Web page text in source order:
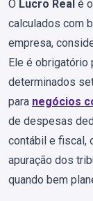
O Lucro Real é
calculados com
empresa,
Ele é obrigatório
determinados
para negócios
de despesas
contábil e fiscal,
apuração dos
quando bem